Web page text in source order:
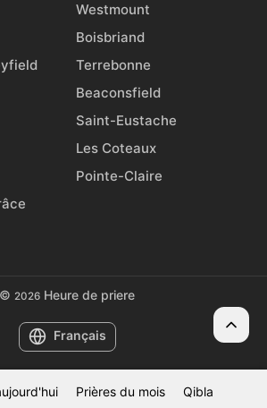
Prières du mois Qibla
Westmount
Boisbriand
Terrebonne
Beaconsfield
Saint-Eustache
Les Coteaux
Pointe-Claire
© 2026 Heure de priere
Français